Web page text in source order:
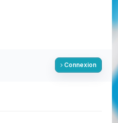
Connexion